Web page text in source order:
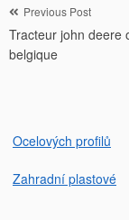
Navigation
de
l’article
Previous Post
Tracteur john deere
belgique
Ocelových profilů
Zahradní plastové